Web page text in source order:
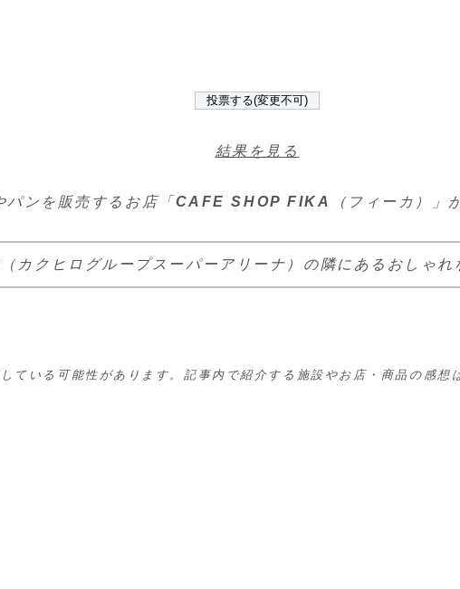
結果を見る
ンを販売するお店「 CAFE SHOP FIKA （フィーカ）」
カクヒログループスーパーアリーナ）の隣にあるおしゃれ
ている可能性があります。記事内で紹介する施設やお店・商品の感